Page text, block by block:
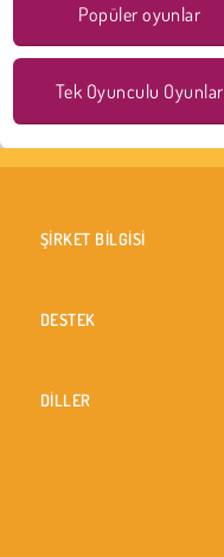
Popüler oyunlar
Tek Oyunculu Oyunlar
ŞİRKET BİLGİSİ
DESTEK
DİLLER